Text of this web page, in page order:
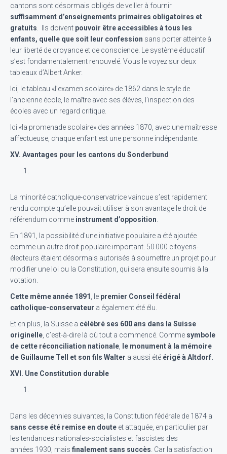
cantons sont désormais obligés de veiller à fournir
suffisamment d’enseignements primaires obligatoires et
gratuits . Ils doivent pouvoir être accessibles à tous les
enfants, quelle que soit leur confession sans porter atteinte à
leur liberté de croyance et de conscience. Le système éducatif
s’est fondamentalement renouvelé. Vous le voyez sur deux
tableaux d’Albert Anker.
Ici, le tableau «l’examen scolaire» de 1862 dans le style de
l’ancienne école, le maître avec ses élèves, l’inspection des
écoles avec un regard critique.
Ici «la promenade scolaire» des années 1870, avec une maîtresse
affectueuse, chaque enfant est une personne indépendante.
XV. Avantages pour les cantons du Sonderbund
La minorité catholique-conservatrice vaincue s’est rapidement
rendu compte qu’elle pouvait utiliser à son avantage le droit de
référendum comme instrument d’opposition
En 1891, la possibilité d’une initiative populaire a été ajoutée
comme un autre droit populaire important. 50 000 citoyens-
électeurs étaient désormais autorisés à soumettre un projet pour
modifier une loi ou la Constitution, qui sera ensuite soumis à la
votation.
Cette même année 1891
, le premier Conseil fédéral
catholique-conservateur a également été élu.
Et en plus, la Suisse a célébré ses 600 ans dans la Suisse
originelle , c’est-à-dire là où tout a commencé. Comme symbole
de cette réconciliation nationale
le monument à la mémoire
de Guillaume Tell et son fils Walter a aussi été érigé à Altdorf.
XVI. Une Constitution durable
Dans les décennies suivantes, la Constitution fédérale de 1874 a
sans cesse été remise en doute et attaquée, en particulier par
les tendances nationales-socialistes et fascistes des
années 1930, mais finalement sans succès . Car la satisfaction